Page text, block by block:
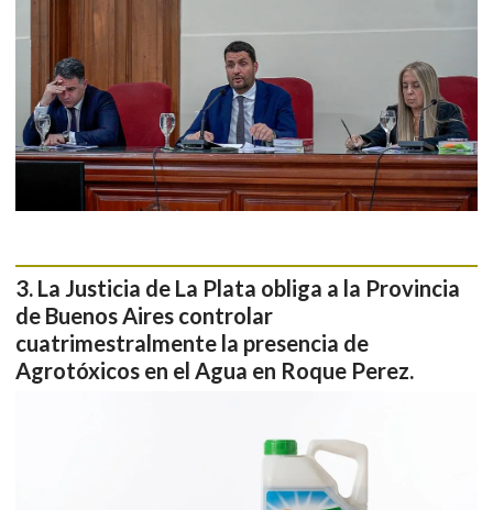
La Justicia de La Plata obliga a la Provincia
de Buenos Aires controlar
cuatrimestralmente la presencia de
Agrotóxicos en el Agua en Roque Perez.